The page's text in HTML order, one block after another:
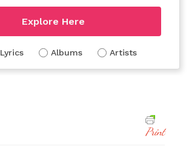
Explore Here
Lyrics Albums Artists
Print